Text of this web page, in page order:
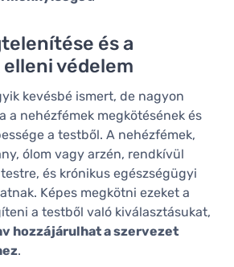
és a
védelem
kevésbé ismert, de nagyon
a nehézfémek megkötésének és
a testből. A nehézfémek,
ólom vagy arzén, rendkívül
és krónikus egészségügyi
Képes megkötni ezeket a
a testből való kiválasztásukat,
hozzájárulhat a szervezet
.